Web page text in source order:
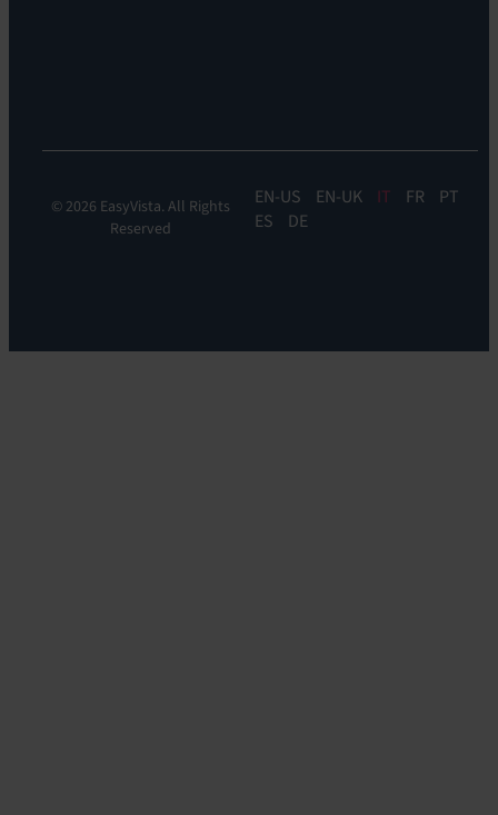
© 2026 EasyVista. All Rights
Reserved
EN EN-UK IT FR
PT
ES
DE